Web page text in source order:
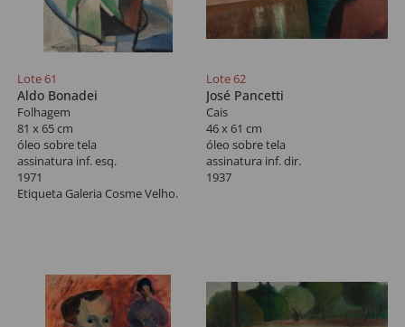
Lote 61
Aldo Bonadei
Folhagem
81 x 65 cm
óleo sobre tela
assinatura inf. esq.
1971
Etiqueta Galeria Cosme Velho.
Lote 62
José Pancetti
Cais
46 x 61 cm
óleo sobre tela
assinatura inf. dir.
1937